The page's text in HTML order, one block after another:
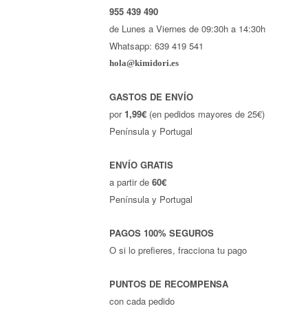
955 439 490
de Lunes a Viernes de 09:30h a 14:30h
Whatsapp: 639 419 541
hola@kimidori.es
GASTOS DE ENVÍO
por 1,99€ (en pedidos mayores de 25€)
Península y Portugal
ENVÍO GRATIS
a partir de60€
Península y Portugal
PAGOS 100% SEGUROS
O si lo prefieres, fracciona tu pago
PUNTOS DE RECOMPENSA
con cada pedido